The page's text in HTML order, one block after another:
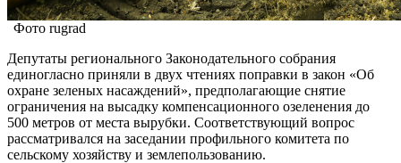
Фото rugrad
Депутаты регионального Законодательного собрания
единогласно приняли в двух чтениях поправки в закон «Об
охране зеленых насаждений», предполагающие снятие
ограничения на высадку компенсационного озеленения до
500 метров от места вырубки. Соответствующий вопрос
рассматривался на заседании профильного комитета по
сельскому хозяйству и землепользованию.